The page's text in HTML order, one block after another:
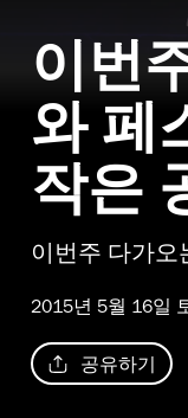
이번
와 페
작은
이번주 다가오
2015년 5월 16일
공유하기